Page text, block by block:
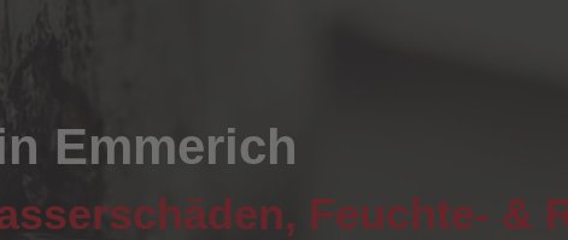
Emmerich
Feuchte- &